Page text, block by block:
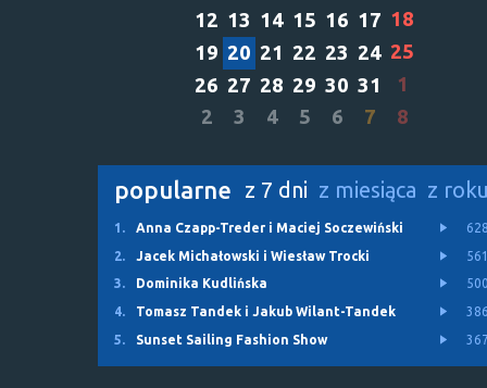
12 13 14 15 16 17 18
19 20 21 22 23 24 25
26 27 28 29 30 31
1
2
3 4 5 6 7 8
popularne z 7 dni z miesiąca z
1. Anna Czapp-Treder i Maciej Soczewiński
2.
Jacek Michałowski i Wiesław Trocki
3.
Dominika Kudlińska
4.
Tomasz Tandek i Jakub Wilant-Tandek
5.
Sunset Sailing Fashion Show